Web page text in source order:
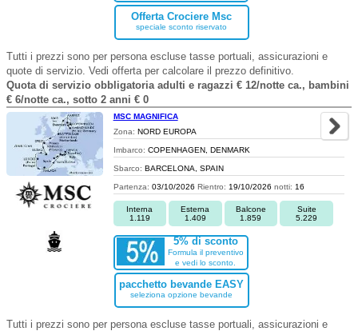
Offerta Crociere Msc
speciale sconto riservato
Tutti i prezzi sono per persona escluse tasse portuali, assicurazioni e
quote di servizio. Vedi offerta per calcolare il prezzo definitivo.
Quota di servizio obbligatoria adulti e ragazzi € 12/notte ca., bambini
€ 6/notte ca., sotto 2 anni € 0
MSC MAGNIFICA
Zona: NORD EUROPA
Imbarco: COPENHAGEN, DENMARK
Sbarco: BARCELONA, SPAIN
Partenza: 03/10/2026 Rientro: 19/10/2026 notti: 16
Interna
1.119
Esterna
1.409
Balcone
1.859
Suite
5.229
5% di sconto
Formula il preventivo
e vedi lo sconto.
pacchetto bevande EASY
seleziona opzione bevande
Tutti i prezzi sono per persona escluse tasse portuali, assicurazioni e